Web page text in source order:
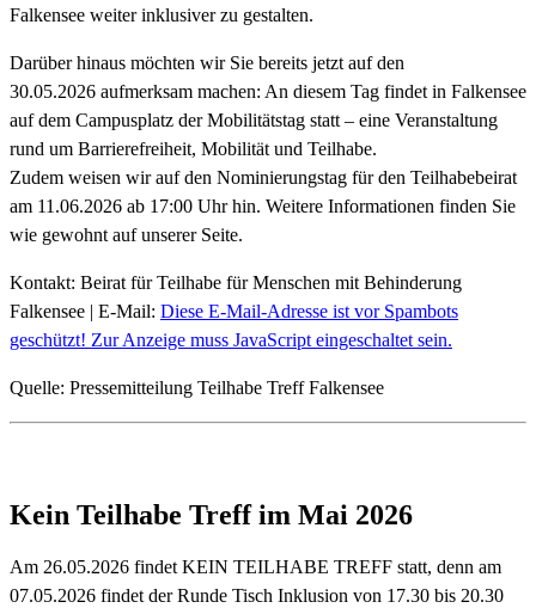
Falkensee weiter inklusiver zu gestalten.
Darüber hinaus möchten wir Sie bereits jetzt auf den
30.05.2026 aufmerksam machen: An diesem Tag findet in Falkensee
auf dem Campusplatz der Mobilitätstag statt – eine Veranstaltung
rund um Barrierefreiheit, Mobilität und Teilhabe.
Zudem weisen wir auf den Nominierungstag für den Teilhabebeirat
am 11.06.2026 ab 17:00 Uhr hin. Weitere Informationen finden Sie
wie gewohnt auf unserer Seite.
Kontakt: Beirat für Teilhabe für Menschen mit Behinderung
Falkensee | E-Mail: Diese E-Mail-Adresse ist vor Spambots
geschützt! Zur Anzeige muss JavaScript eingeschaltet sein.
Quelle: Pressemitteilung Teilhabe Treff Falkensee
Kein Teilhabe Treff im Mai 2026
Am 26.05.2026 findet KEIN TEILHABE TREFF statt, denn am
07.05.2026 findet der Runde Tisch Inklusion von 17.30 bis 20.30